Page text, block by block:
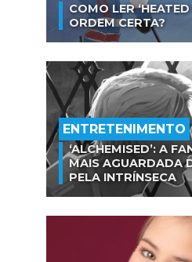
COMO LER
ORDEM CERTA?
ENTRETENIMENTO
‘ALCHEMISED’: A
MAIS AGUARDADA
PELA INTRÍNSECA